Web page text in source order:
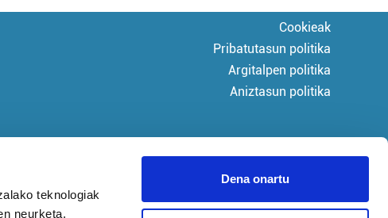
teknologiak
neurketa,
Dena onartu
Cookieak
Pribatutasun politika
Argitalpen politika
Aniztasun politika